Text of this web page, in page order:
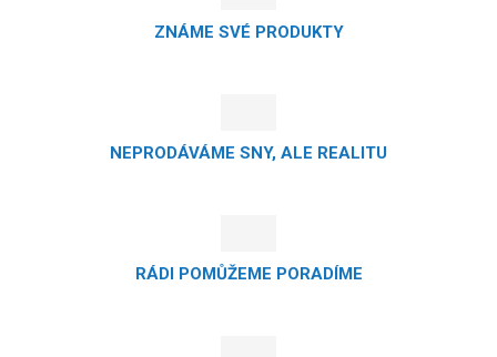
ZNÁME SVÉ PRODUKTY
NEPRODÁVÁME SNY, ALE REALITU
RÁDI POMŮŽEME PORADÍME